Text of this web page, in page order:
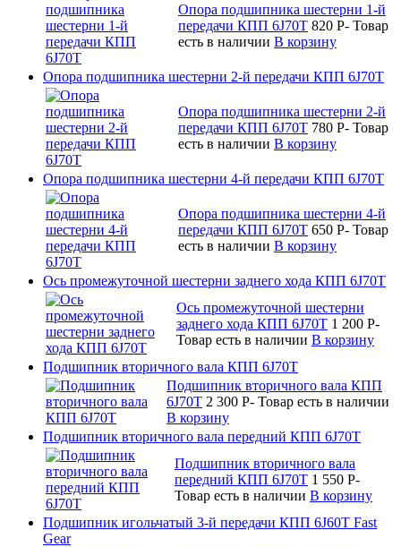
Опора подшипника шестерни 1-й
передачи КПП 6J70T 820 P- Товар
есть в наличии В корзину
Опора подшипника шестерни 2-й передачи КПП 6J70T
Опора подшипника шестерни 2-й
передачи КПП 6J70T 780 P- Товар
есть в наличии В корзину
Опора подшипника шестерни 4-й передачи КПП 6J70T
Опора подшипника шестерни 4-й
передачи КПП 6J70T 650 P- Товар
есть в наличии В корзину
Ось промежуточной шестерни заднего хода КПП 6J70T
Ось промежуточной шестерни
заднего хода КПП 6J70T 1 200 P-
Товар есть в наличии В корзину
Подшипник вторичного вала КПП 6J70T
Подшипник вторичного вала КПП
6J70T 2 300 P- Товар есть в наличии
В корзину
Подшипник вторичного вала передний КПП 6J70T
Подшипник вторичного вала
передний КПП 6J70T 1 550 P-
Товар есть в наличии В корзину
Подшипник игольчатый 3-й передачи КПП 6J60T Fast
Gear